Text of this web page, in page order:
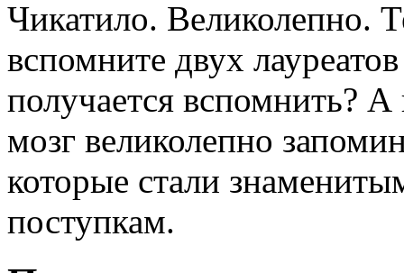
Чикатило. Великолепно.
вспомните двух
получается вспомнить?
мозг великолепно
которые стали
поступкам.